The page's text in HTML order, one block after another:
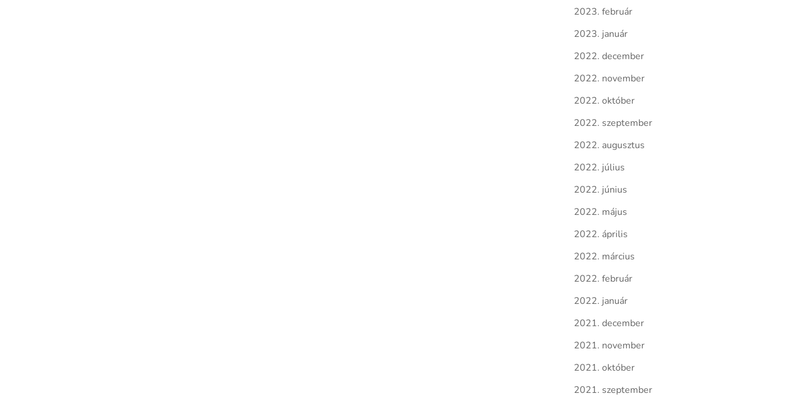
2023. február
2023. január
2022. december
2022. november
2022. október
2022. szeptember
2022. augusztus
2022. július
2022. június
2022. május
2022. április
2022. március
2022. február
2022. január
2021. december
2021. november
2021. október
2021. szeptember